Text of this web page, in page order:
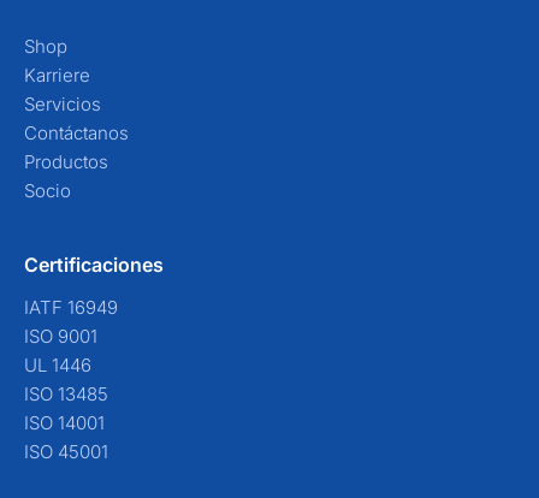
Shop
Karriere
Servicios
Contáctanos
Productos
Socio
Certificaciones
IATF 16949
ISO 9001
UL 1446
ISO 13485
ISO 14001
ISO 45001